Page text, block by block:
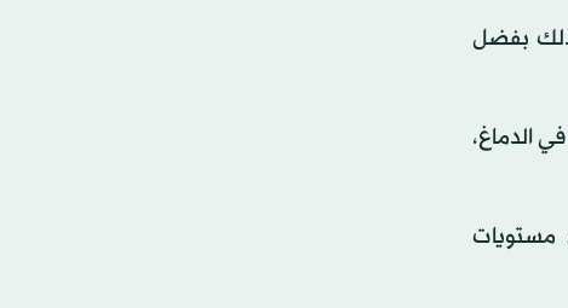
بفضل
الدماغ،
مستويات